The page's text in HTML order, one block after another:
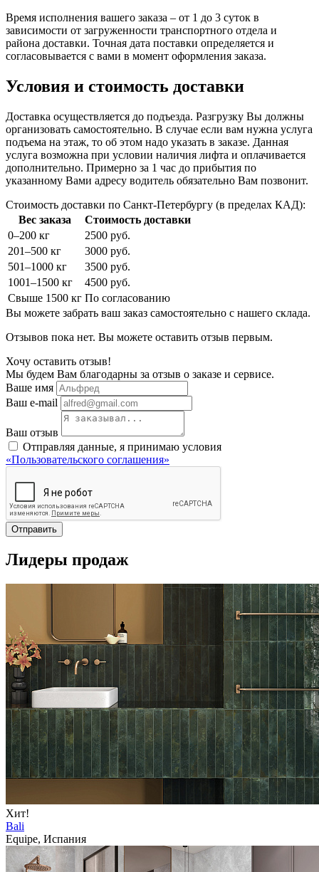
Время исполнения вашего заказа – от 1 до 3 суток в
зависимости от загруженности транспортного отдела и
района доставки. Точная дата поставки определяется и
согласовывается с вами в момент оформления заказа.
Условия и стоимость доставки
Доставка осуществляется до подъезда. Разгрузку Вы должны
организовать самостоятельно. В случае если вам нужна услуга
подъема на этаж, то об этом надо указать в заказе. Данная
услуга возможна при условии наличия лифта и оплачивается
дополнительно. Примерно за 1 час до прибытия по
указанному Вами адресу водитель обязательно Вам позвонит.
Стоимость доставки по Санкт-Петербургу (в пределах КАД):
Вес заказа
Стоимость доставки
0–200 кг
2500 руб.
201–500 кг
3000 руб.
501–1000 кг
3500 руб.
1001–1500 кг
4500 руб.
Свыше 1500 кг По согласованию
Вы можете забрать ваш заказ самостоятельно с нашего склада.
Отзывов пока нет. Вы можете оставить отзыв первым.
Хочу оставить отзыв!
Мы будем Вам благодарны за отзыв о заказе и сервисе.
Ваше имя
Ваш e-mail
Ваш отзыв
Отправляя данные, я принимаю условия
«Пользовательского соглашения»
Отправить
Лидеры продаж
Хит!
Bali
Equipe, Испания